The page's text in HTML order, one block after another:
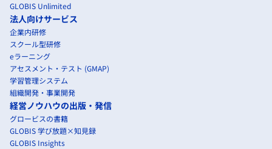
GLOBIS Unlimited
法人向けサービス
企業内研修
スクール型研修
eラーニング
アセスメント・テスト (GMAP)
学習管理システム
組織開発・事業開発
経営ノウハウの出版・発信
グロービスの書籍
GLOBIS 学び放題×知見録
GLOBIS Insights